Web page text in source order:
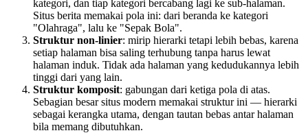
kategori, dan tiap kategori bercabang lagi ke sub-halaman.
Situs berita memakai pola ini: dari beranda ke kategori
"Olahraga", lalu ke "Sepak Bola".
Struktur non-linier: mirip hierarki tetapi lebih bebas, karena
setiap halaman bisa saling terhubung tanpa harus lewat
halaman induk. Tidak ada halaman yang kedudukannya lebih
tinggi dari yang lain.
Struktur komposit: gabungan dari ketiga pola di atas.
Sebagian besar situs modern memakai struktur ini — hierarki
sebagai kerangka utama, dengan tautan bebas antar halaman
bila memang dibutuhkan.